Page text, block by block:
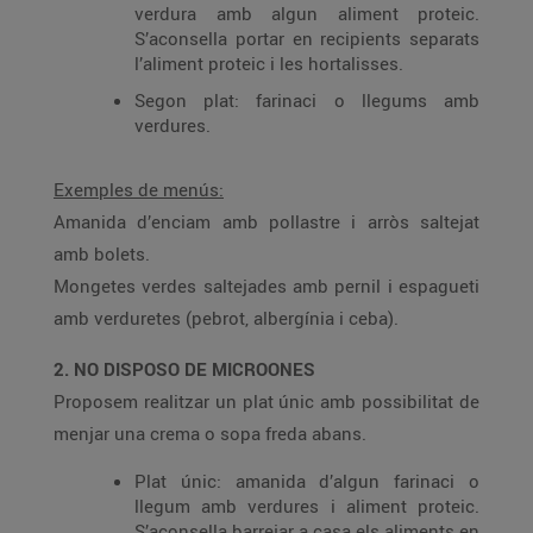
verdura amb algun aliment proteic.
S’aconsella portar en recipients separats
l’aliment proteic i les hortalisses.
Segon plat: farinaci o llegums amb
verdures.
Exemples de menús:
Amanida d’enciam amb pollastre i arròs saltejat
amb bolets.
Mongetes verdes saltejades amb pernil i espagueti
amb verduretes (pebrot, albergínia i ceba).
2. NO DISPOSO DE MICROONES
Proposem realitzar un plat únic amb possibilitat de
menjar una crema o sopa freda abans.
Plat únic: amanida d’algun farinaci o
llegum amb verdures i aliment proteic.